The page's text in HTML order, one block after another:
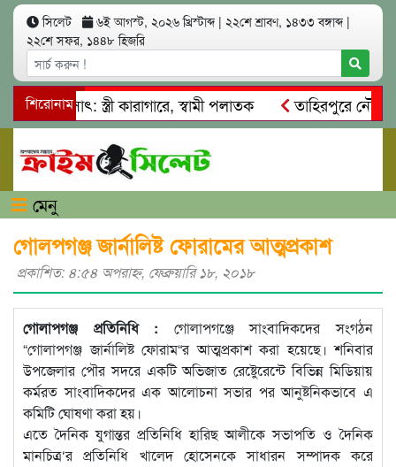
সিলেট ৬ই আগস্ট, ২০২৬ খ্রিস্টাব্দ | ২২শে শ্রাবণ, ১৪৩৩ বঙ্গাব্দ |
২২শে সফর, ১৪৪৮ হিজরি
শিরোনাম
আত্মসাৎ: স্ত্রী কারাগারে, স্বামী পলাতক
তাহিরপুরে নৌ-
মারধর
নগরীতে কোটি টাকার সম্পত্তি দখলের চেষ্টা:
মেনু
গোলপগঞ্জ জার্নালিষ্ট ফোরামের আত্মপ্রকাশ
প্রকাশিত: ৪:৫৪ অপরাহ্ণ, ফেব্রুয়ারি ১৮, ২০১৮
গোলাপগঞ্জ প্রতিনিধি : গোলাপগঞ্জে সাংবাদিকদের সংগঠন
“গোলাপগঞ্জ জার্নালিষ্ট ফোরাম“র আত্মপ্রকাশ করা হয়েছে। শনিবার
উপজেলার পৌর সদরে একটি অভিজাত রেষ্টেুরেন্টে বিভিন্ন মিডিয়ায়
কর্মরত সাংবাদিকদের এক আলোচনা সভার পর আনুষ্টনিকভাবে এ
কমিটি ঘোষণা করা হয়।
এতে দৈনিক যুগান্তর প্রতিনিধি হারিছ আলীকে সভাপতি ও দৈনিক
মানচিত্র‘র প্রতিনিধি খালেদ হোসেনকে সাধারন সম্পাদক করে